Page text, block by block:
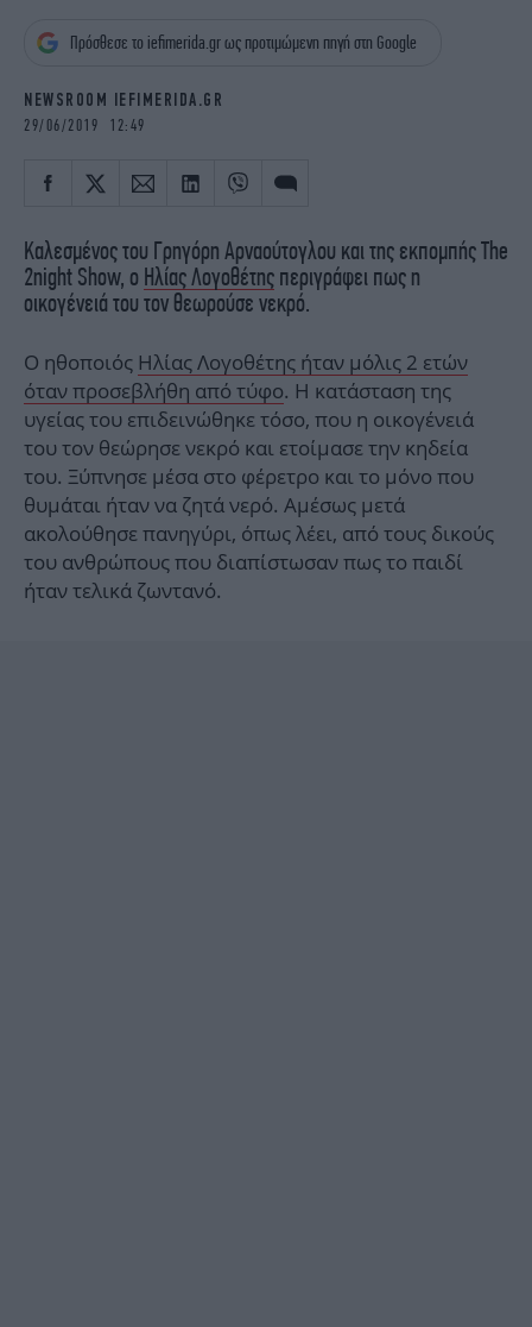
OSCARS
THE OCEAN
Πρόσθεσε το iefimerida.gr ως προτιμώμενη πηγή στη Google
NEWSROOM IEFIMERIDA.GR
29/06/2019 12:49
Καλεσμένος του Γρηγόρη Αρναούτογλου και της εκπομπής The
2night Show, ο Ηλίας Λογοθέτης περιγράφει πως η
οικογένειά του τον θεωρούσε νεκρό.
Ο ηθοποιός Ηλίας Λογοθέτης ήταν μόλις 2 ετών
όταν προσεβλήθη από τύφο. Η κατάσταση της
υγείας του επιδεινώθηκε τόσο, που η οικογένειά
του τον θεώρησε νεκρό και ετοίμασε την κηδεία
του. Ξύπνησε μέσα στο φέρετρο και το μόνο που
θυμάται ήταν να ζητά νερό. Αμέσως μετά
ακολούθησε πανηγύρι, όπως λέει, από τους δικούς
του ανθρώπους που διαπίστωσαν πως το παιδί
ήταν τελικά ζωντανό.